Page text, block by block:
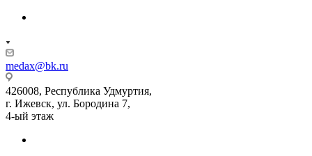
medax@bk.ru
426008, Республика Удмуртия,
г. Ижевск, ул. Бородина 7,
4-ый этаж